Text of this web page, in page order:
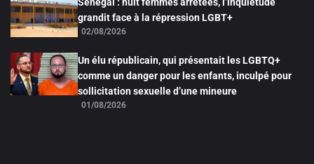
grandit face à la répression LGBT+
02/08/2026
Un élu républicain, qui présentait les LGBTQ+
comme un danger pour les enfants, inculpé pour
sollicitation sexuelle d’une mineure
01/08/2026